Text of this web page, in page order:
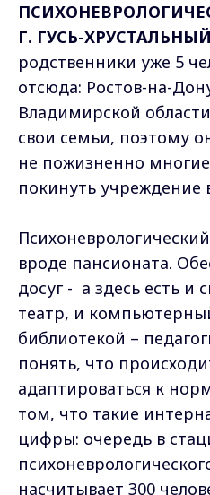
Г. ГУСЬ-
родственники уже 5
отсюда: Ростов-на-
Владимирской
свои семьи, поэтому
не пожизненно
покинуть
вроде пансионата.
досуг - а здесь есть и
театр, и
библиотекой –
понять, что
адаптироваться к
том, что такие
цифры: очередь в
насчитывает 300